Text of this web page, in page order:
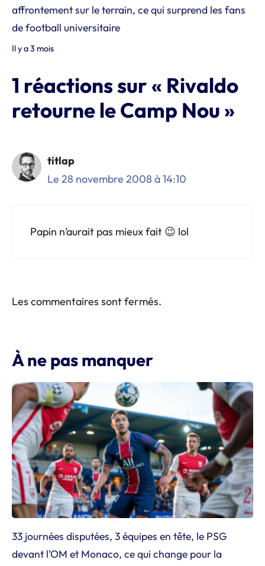
affrontement sur le terrain, ce qui surprend les fans
de football universitaire
Il y a 3 mois
1 réactions sur « Rivaldo
retourne le Camp Nou »
titlap
Le 28 novembre 2008 à 14:10
Papin n’aurait pas mieux fait 😉 lol
Les commentaires sont fermés.
À ne pas manquer
33 journées disputées, 3 équipes en tête, le PSG
devant l’OM et Monaco, ce qui change pour la